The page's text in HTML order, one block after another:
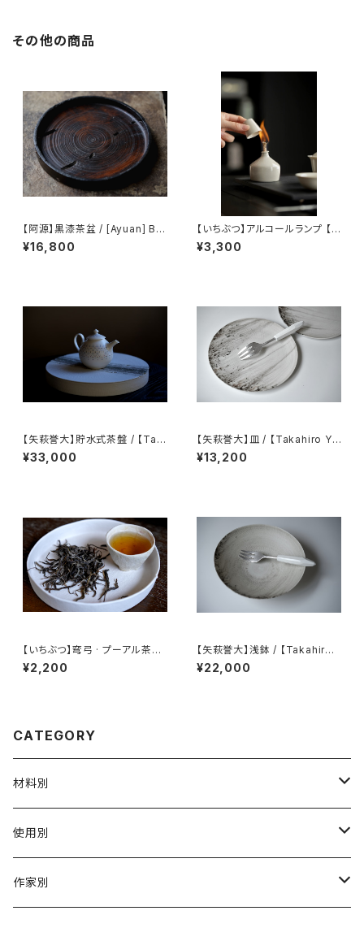
その他の商品
【阿源】黒漆茶盆 / [Ayuan] Bla
ck Lacquer Tea Tray
¥16,800
【いちぶつ】アルコールランプ 【 i
chibutu 】Alcohol Lamp
¥3,300
【矢萩誉大】貯水式茶盤 / 【Tak
ahiro Yahagi】Water-Reser
voir Tea Tray
¥33,000
【矢萩誉大】皿 / 【Takahiro Ya
hagi】plate
¥13,200
【いちぶつ】弯弓 · プーアル茶
（生茶） 【 ichibutu 】 Pu-erh T
ea
¥2,200
【矢萩誉大】浅鉢 / 【Takahiro
Yahagi】Shallow bowl
¥22,000
CATEGORY
材料別
陶磁器
ガラス
使用別
茶壺 急须 土瓶
作家別